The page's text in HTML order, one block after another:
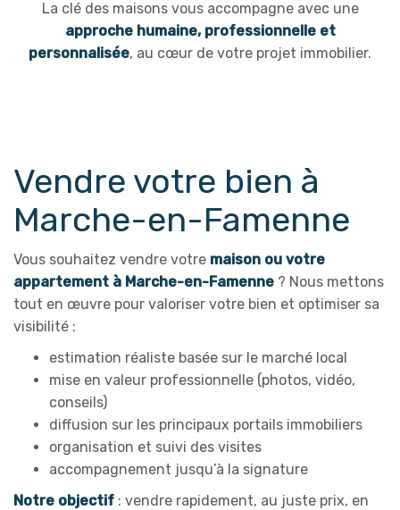
La clé des maisons vous accompagne avec une
approche humaine, professionnelle et
personnalisée, au cœur de votre projet immobilier.
Vendre votre bien à
Marche-en-Famenne
Vous souhaitez vendre votre maison ou votre
appartement à Marche-en-Famenne ? Nous mettons
tout en œuvre pour valoriser votre bien et optimiser sa
visibilité :
estimation réaliste basée sur le marché local
mise en valeur professionnelle (photos, vidéo,
conseils)
diffusion sur les principaux portails immobiliers
organisation et suivi des visites
accompagnement jusqu’à la signature
Notre objectif : vendre rapidement, au juste prix, en